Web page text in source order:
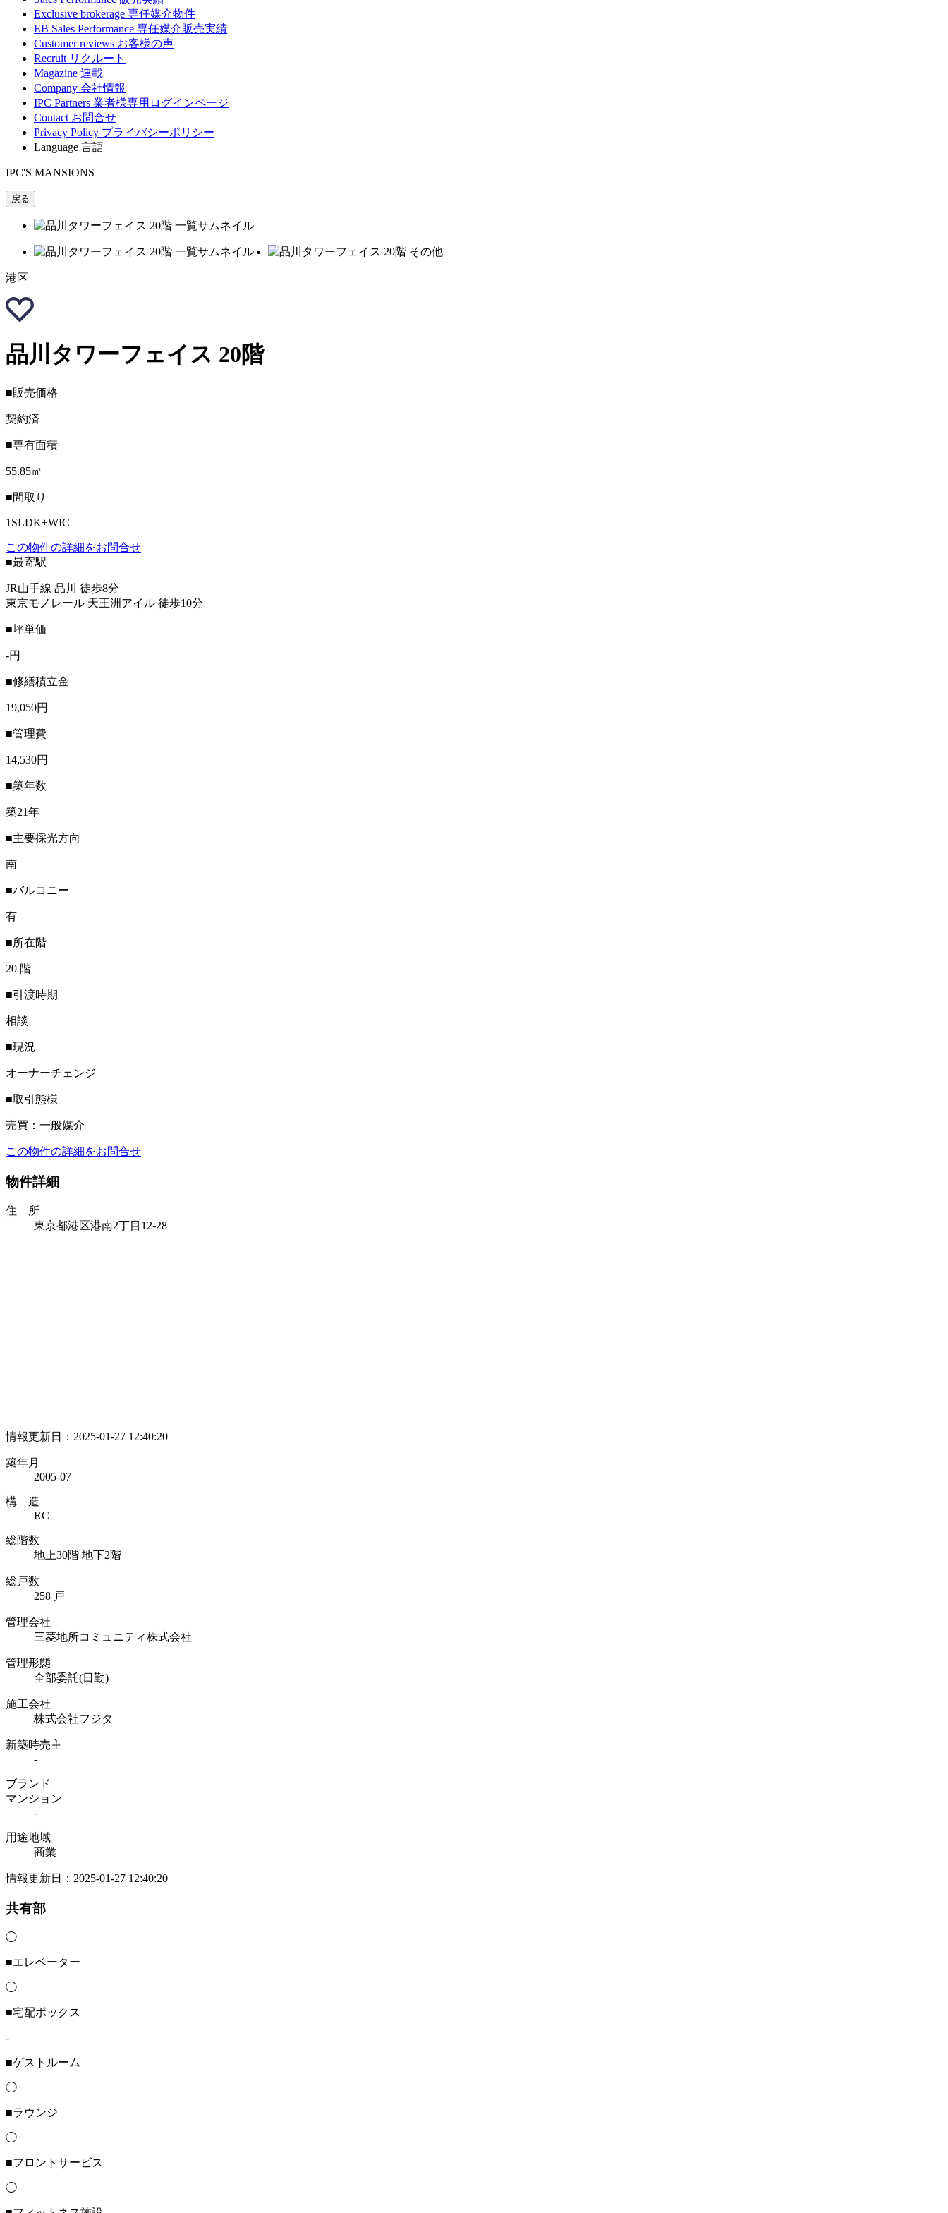
Exclusive brokerage 専任媒介物件
EB Sales Performance 専任媒介販売実績
Customer reviews お客様の声
Recruit リクルート
Magazine 連載
Company 会社情報
IPC Partners 業者様専用ログインページ
Contact お問合せ
Privacy Policy プライバシーポリシー
Language 言語
IPC'S MANSIONS
戻る
港区
品川タワーフェイス 20階
■販売価格
契約済
■専有面積
55.85㎡
■間取り
1SLDK+WIC
この物件の詳細をお問合せ
■最寄駅
JR山手線 品川 徒歩8分
東京モノレール 天王洲アイル 徒歩10分
■坪単価
-円
■修繕積立金
19,050円
■管理費
14,530円
■築年数
築21年
■主要採光方向
南
■バルコニー
有
■所在階
20 階
■引渡時期
相談
■現況
オーナーチェンジ
■取引態様
売買：一般媒介
この物件の詳細をお問合せ
物件詳細
住 所
東京都港区港南2丁目12-28
情報更新日：2025-01-27 12:40:20
築年月
2005-07
構 造
RC
総階数
地上30階 地下2階
総戸数
258 戸
管理会社
三菱地所コミュニティ株式会社
管理形態
全部委託(日勤)
施工会社
株式会社フジタ
新築時売主
-
ブランド
マンション
-
用途地域
商業
情報更新日：2025-01-27 12:40:20
共有部
◯
■エレベーター
◯
■宅配ボックス
-
■ゲストルーム
◯
■ラウンジ
◯
■フロントサービス
◯